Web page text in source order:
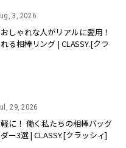
3, 2026
しゃれな人がリアルに愛用！
る相棒リング | CLASSY.[クラ
29, 2026
に！ 働く私たちの相棒バッグ
ー3選 | CLASSY.[クラッシィ]